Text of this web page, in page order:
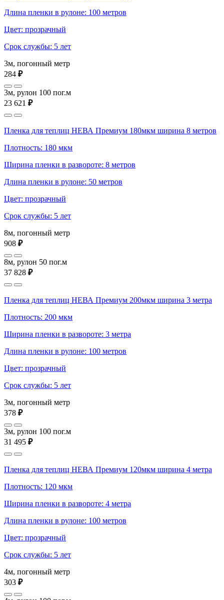
Длина пленки в рулоне: 100 метров
Цвет: прозрачный
Срок службы: 5 лет
3м, погонный метр
284 ₽
3м, рулон 100 пог.м
23 621 ₽
Пленка для теплиц НЕВА Премиум 180мкм ширина 8 метров
Плотность: 180 мкм
Ширина пленки в развороте: 8 метров
Длина пленки в рулоне: 50 метров
Цвет: прозрачный
Срок службы: 5 лет
8м, погонный метр
908 ₽
8м, рулон 50 пог.м
37 828 ₽
Пленка для теплиц НЕВА Премиум 200мкм ширина 3 метра
Плотность: 200 мкм
Ширина пленки в развороте: 3 метра
Длина пленки в рулоне: 100 метров
Цвет: прозрачный
Срок службы: 5 лет
3м, погонный метр
378 ₽
3м, рулон 100 пог.м
31 495 ₽
Пленка для теплиц НЕВА Премиум 120мкм ширина 4 метра
Плотность: 120 мкм
Ширина пленки в развороте: 4 метра
Длина пленки в рулоне: 100 метров
Цвет: прозрачный
Срок службы: 5 лет
4м, погонный метр
303 ₽